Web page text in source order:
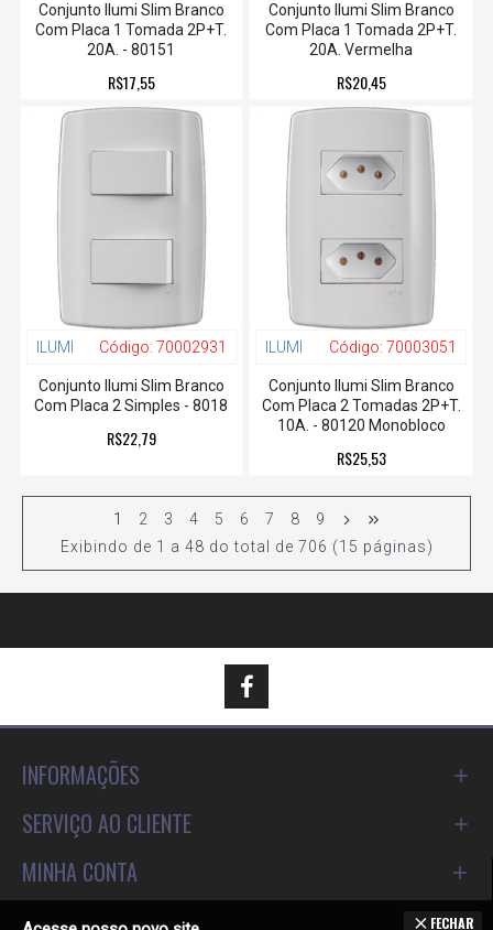
Conjunto Ilumi Slim Branco
Com Placa 1 Tomada 2P+T.
20A. - 80151
R$17,55
Conjunto Ilumi Slim Branco
Com Placa 1 Tomada 2P+T.
20A. Vermelha
R$20,45
ILUMI Código: 70002931
Conjunto Ilumi Slim Branco
Com Placa 2 Simples - 8018
R$22,79
ILUMI Código: 70003051
Conjunto Ilumi Slim Branco
Com Placa 2 Tomadas 2P+T.
10A. - 80120 Monobloco
R$25,53
1 2 3 4 5 6 7 8
9
Exibindo de 1 a 48 do total de 706 (15 páginas)
INFORMAÇÕES
SERVIÇO AO CLIENTE
MINHA CONTA
FECHAR